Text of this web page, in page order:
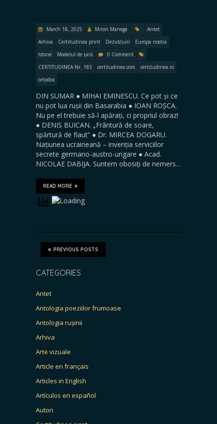
March 18, 2025 Miron Manega
Antet
Arhiva
Certitudinea print Dezvăluiri
Europa nostra
Istorie
Modelul de țară
0 Comment
CERTITUDINEA Nr. 183
certitudinea.com
certitudinea.ro
ortodox
DIN SUMAR ● MIHAI EMINESCU. Ce pot și ce
nu pot lua rușii din Basarabia ● IOAN ROȘCA.
Nu pe el trebuie să-l apărați, ci propriul obraz!
● DENIS BUICAN. „Frântură de soare,
spărtură de flaut” ● Dr. MIRCEA DOGARU.
Națiunea ucraineană – invenția serviciilor
secrete germano-austro-ungare ● Acad.
NICOLAE DABIJA. Suntem obosiți de nemers…
READ MORE
PREVIOUS POSTS
CATEGORIES
Antet
Antologia poeziilor frumoase
Antologia rușinii
Arhiva
Arte vizuale
Article en français
Articles in English
Artículos en español
Autori